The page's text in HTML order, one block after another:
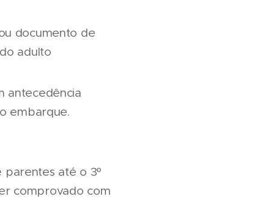
documento de
adulto
antecedência
embarque.
parentes até o 3º
comprovado com